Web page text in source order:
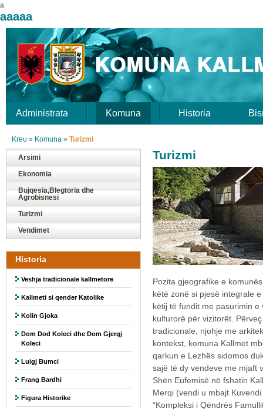
a
aaaaa
Administrata Komuna Historia
Kreu » Komuna » Turizmi
Arsimi
Ekonomia
Bujqesia,Blegtoria dhe
Agrobisnesi
Turizmi
Vendimet
Historia
Veshja tradicionale kallmetore
Kallmeti si qender Katolike
Kolin Gjoka
Dom Dod Koleci dhe Dom Gjergj
Koleci
Luigj Bumci
Frang Bardhi
Figura Historike
Turizmi
Pozita gjeografike e
këtë zonë si pjesë integrale
këtij të fundit me pasurimin
kulturorë për vizitorët.
tradicionale, njohje me
kontekst, komuna Kallmet
qarkun e Lezhës sidomos
sajë të dy vendeve me mjaft
Shën Eufemisë në fshatin
Merqi (vendi u mbajt
“Kompleksi i Qëndrës